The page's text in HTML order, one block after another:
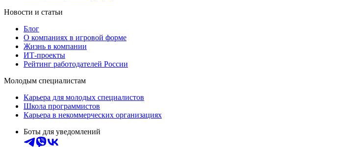
Новости и статьи
Блог
О компаниях в игровой форме
Жизнь в компании
ИТ-проекты
Рейтинг работодателей России
Молодым специалистам
Карьера для молодых специалистов
Школа программистов
Карьера в некоммерческих организациях
Боты для уведомлений